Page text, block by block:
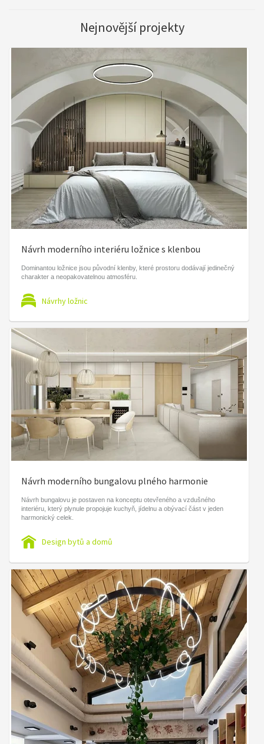
Nejnovější projekty
Návrh moderního interiéru ložnice s klenbou
Dominantou ložnice jsou původní klenby, které prostoru dodávají jedinečný
charakter a neopakovatelnou atmosféru.
Návrhy ložnic
Návrh moderního bungalovu plného harmonie
Návrh bungalovu je postaven na konceptu otevřeného a vzdušného
interiéru, který plynule propojuje kuchyň, jídelnu a obývací část v jeden
harmonický celek.
Design bytů a domů